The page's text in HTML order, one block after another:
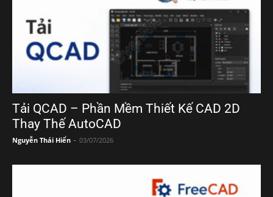
Tải QCAD – Phần Mềm Thiết Kế CAD 2D
Thay Thế AutoCAD
Nguyễn Thái Hiển - 03/07/2026